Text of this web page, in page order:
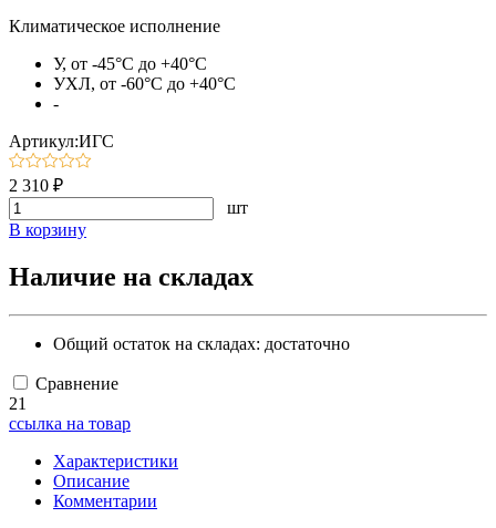
Климатическое исполнение
У, от -45°C до +40°C
УХЛ, от -60°C до +40°C
-
Артикул:ИГС
2 310 ₽
шт
В корзину
Наличие на складах
Общий остаток на складах: достаточно
Сравнение
21
ссылка на товар
Характеристики
Описание
Комментарии